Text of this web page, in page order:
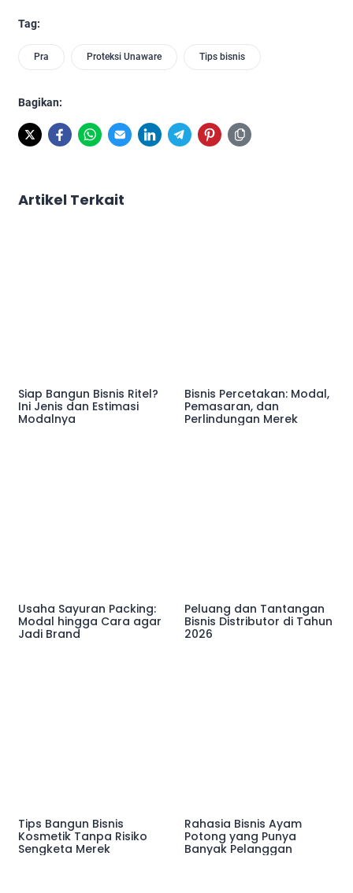
Tag:
Pra Proteksi Unaware Tips bisnis
Bagikan:
Artikel Terkait
Siap Bangun Bisnis Ritel?
Ini Jenis dan Estimasi
Modalnya
Bisnis Percetakan: Modal,
Pemasaran, dan
Perlindungan Merek
Usaha Sayuran Packing:
Modal hingga Cara agar
Jadi Brand
Peluang dan Tantangan
Bisnis Distributor di Tahun
2026
Tips Bangun Bisnis
Kosmetik Tanpa Risiko
Sengketa Merek
Rahasia Bisnis Ayam
Potong yang Punya
Banyak Pelanggan